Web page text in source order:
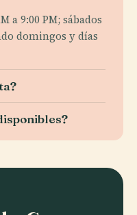
a 9:00 PM; sábados
domingos y días